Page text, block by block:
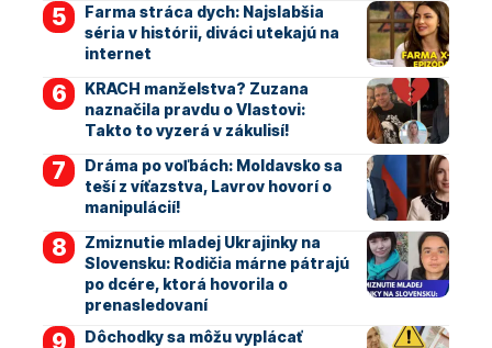
Farma stráca dych: Najslabšia
séria v histórii, diváci utekajú na
internet
KRACH manželstva? Zuzana
naznačila pravdu o Vlastovi:
Takto to vyzerá v zákulisí!
Dráma po voľbách: Moldavsko sa
teší z víťazstva, Lavrov hovorí o
manipulácií!
Zmiznutie mladej Ukrajinky na
Slovensku: Rodičia márne pátrajú
po dcére, ktorá hovorila o
prenasledovaní
Dôchodky sa môžu vyplácať